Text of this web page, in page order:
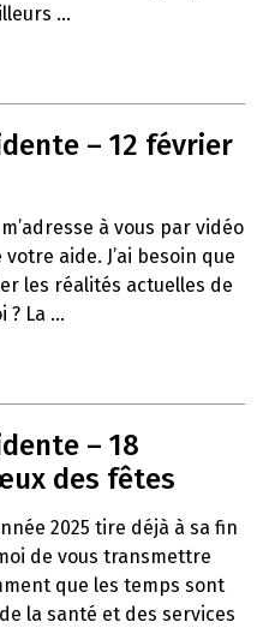
...
– 12 février
à vous par vidéo
aide. J’ai besoin que
les réalités actuelles de
? La ...
– 18
des fêtes
2025 tire déjà à sa fin
de vous transmettre
que les temps sont
la santé et des services